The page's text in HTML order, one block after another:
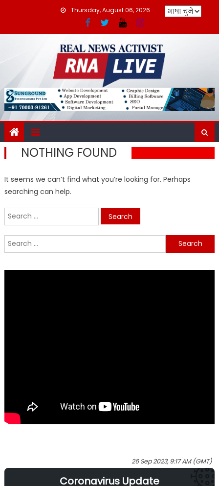
Thursday, August 06, 2026
NOTHING FOUND
It seems we can’t find what you’re looking for. Perhaps
searching can help.
Search
for:
Search
for:
26 Sep 2023, 9:17 AM (GMT)
Coronavirus Update